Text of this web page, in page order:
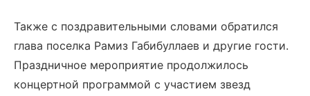
Также с поздравительными словами обратился
глава поселка Рамиз Габибуллаев и другие гости.
Праздничное мероприятие продолжилось
концертной программой с участием звезд